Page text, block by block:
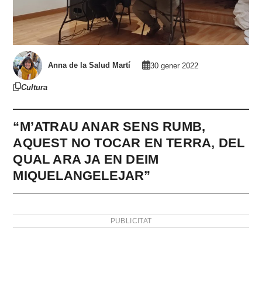
Anna de la Salud Martí 30 gener 2022
Cultura
“M’ATRAU ANAR SENS RUMB,
AQUEST NO TOCAR EN TERRA, DEL
QUAL ARA JA EN DEIM
MIQUELANGELEJAR”
PUBLICITAT